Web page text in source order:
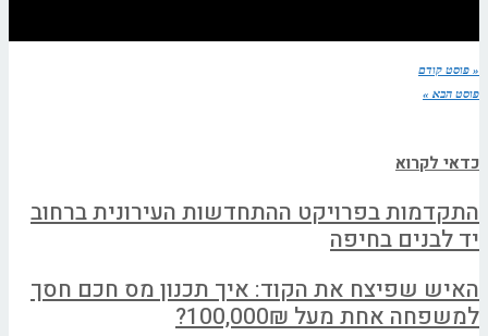
« פוסט קודם
פוסט הבא »
כדאי לקרוא
התקדמות בפרויקט ההתחדשות העירונית ברחוב
יד לבנים בחיפה
האיש שפיצח את הקוד: איך תכנון מס חכם חסך
למשפחה אחת מעל 100,000₪?